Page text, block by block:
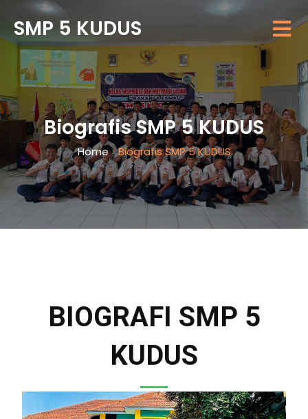
SMP 5 KUDUS
Biografis SMP 5 KUDUS
Home»Biografis SMP 5 KUDUS
BIOGRAFI SMP 5
KUDUS